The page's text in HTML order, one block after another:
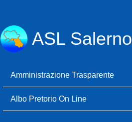
ASL Salerno
Amministrazione Trasparente
Albo Pretorio On Line